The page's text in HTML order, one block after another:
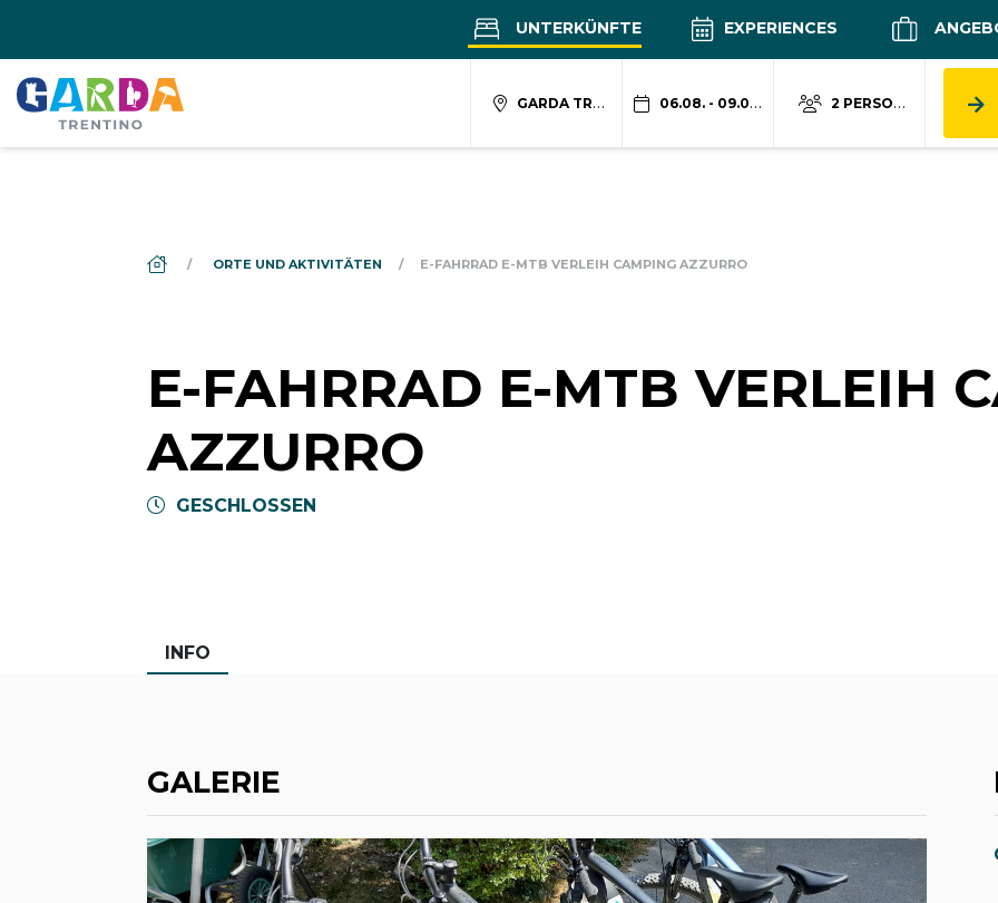
UNTERKÜNFTE EXPERIENCES
GARDA TRENTINO 06.08. - 09.08. 2 PERSONEN
DS_BREADCRUMB.HOME
ORTE UND AKTIVITÄTEN E-FAHRRAD E-MTB VERLEIH CAMPING AZZURRO
E-FAHRRAD E-MTB VERLEIH
AZZURRO
GESCHLOSSEN
INFO
GALERIE